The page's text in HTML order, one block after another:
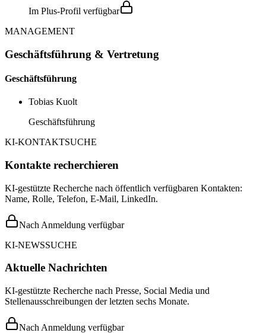
Im Plus-Profil verfügbar
MANAGEMENT
Geschäftsführung & Vertretung
Geschäftsführung
Tobias Kuolt
Geschäftsführung
KI-KONTAKTSUCHE
Kontakte recherchieren
KI-gestützte Recherche nach öffentlich verfügbaren Kontakten:
Name, Rolle, Telefon, E-Mail, LinkedIn.
Nach Anmeldung verfügbar
KI-NEWSSUCHE
Aktuelle Nachrichten
KI-gestützte Recherche nach Presse, Social Media und
Stellenausschreibungen der letzten sechs Monate.
Nach Anmeldung verfügbar